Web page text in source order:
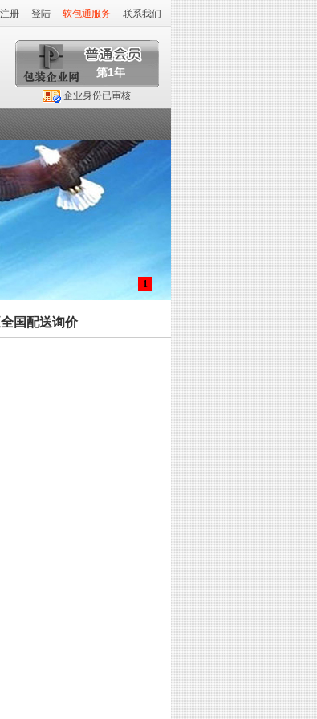
注册 登陆 软包通服务 联系我们
第1年
企业身份已审核
1
国配送询价